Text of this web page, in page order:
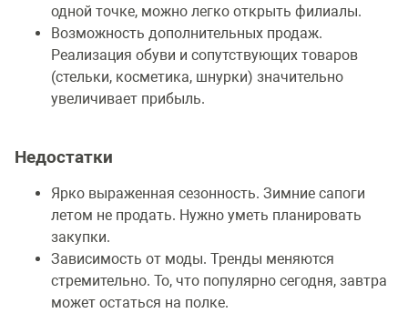
одной точке, можно легко открыть филиалы.
Возможность дополнительных продаж.
Реализация обуви и сопутствующих товаров
(стельки, косметика, шнурки) значительно
увеличивает прибыль.
Недостатки
Ярко выраженная сезонность. Зимние сапоги
летом не продать. Нужно уметь планировать
закупки.
Зависимость от моды. Тренды меняются
стремительно. То, что популярно сегодня, завтра
может остаться на полке.